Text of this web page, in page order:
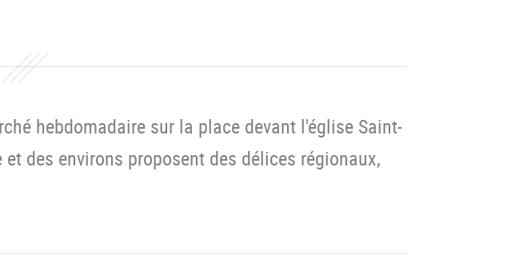
hebdomadaire sur la place devant l'église Saint-
des environs proposent des délices régionaux,